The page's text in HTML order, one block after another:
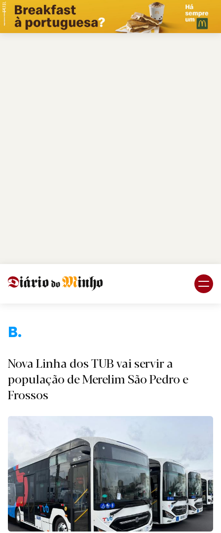
PUB.
Br
Nova Linha dos TUB vai servir a
população de Merelim São Pedro e
Frossos